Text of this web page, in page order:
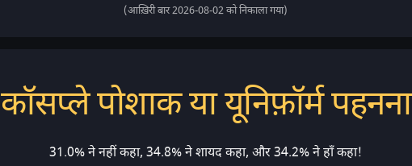
(आख़िरी बार 2026-08-02 को निकाला गया)
कॉसप्ले पोशाक या यूनिफ़ॉर्म पहनना
31.0% ने नहीं कहा, 34.8% ने शायद कहा, और 34.2% ने हाँ कहा!